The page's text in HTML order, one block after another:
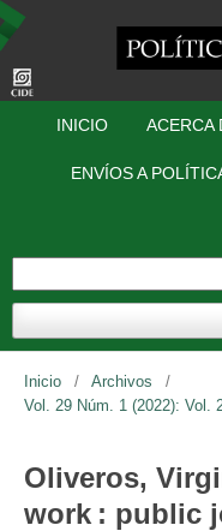
INICIO ACERCA
ENVÍOS A
Inicio / Archivos
/
Vol. 29 Núm. 1 (2022): Vol.
Oliveros,
work : public